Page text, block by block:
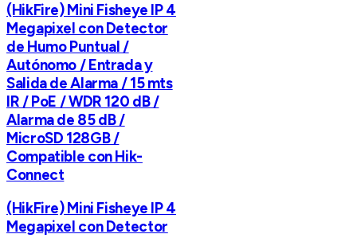
(HikFire) Mini Fisheye IP 4
Megapixel con Detector
de Humo Puntual /
Autónomo / Entrada y
Salida de Alarma / 15 mts
IR / PoE / WDR 120 dB /
Alarma de 85 dB /
MicroSD 128GB /
Compatible con Hik-
Connect
(HikFire) Mini Fisheye IP 4
Megapixel con Detector